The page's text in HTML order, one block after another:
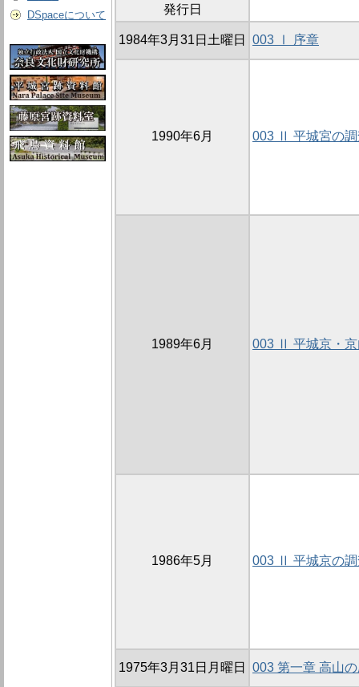
DSpaceについて
発行日
1984年3月31日土曜日 003 Ⅰ 序章
1990年6月 003 Ⅱ 平城宮の
1989年6月 003 Ⅱ 平城京・
1986年5月 003 Ⅱ 平城京の
1975年3月31日月曜日 003 第一章 高山